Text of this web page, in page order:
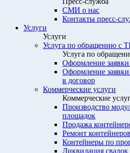
СМИ о нас
Контакты пресс-
Услуги
Услуги
Услуга по обращению с
Услуга по
Оформление заявки
Оформление
в договор
Коммерческие услуги
Коммерческие
Производство
площадок
Продажа
Ремонт контейнеров
Контейнеры по
Ликвидация свалок